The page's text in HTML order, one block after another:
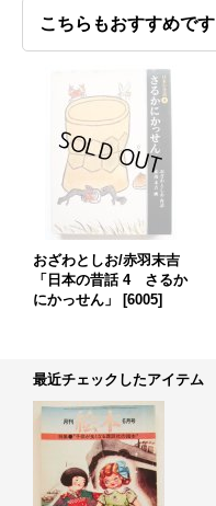
こちらもおすすめです
おざわとしお/赤羽末吉
「日本の昔話 4 さるか
にかっせん」
[6005]
最近チェックしたアイテム